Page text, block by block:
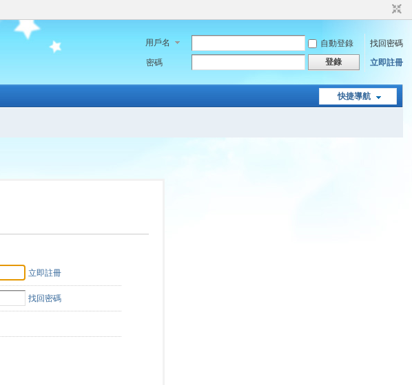
用戶名 自動登錄
找回密碼
密碼
登錄 立即註冊
快捷導航
立即註冊
找回密碼